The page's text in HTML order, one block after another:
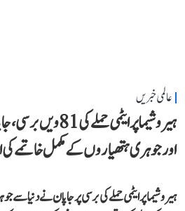
عالمی خبریں
ہیروشیما پر ایٹمی
اور جوہری ہتھیاروں کے مکمل خاتمے
ہیروشیما پر ایٹمی حملے کی برسی پر جاپان نے دنیا